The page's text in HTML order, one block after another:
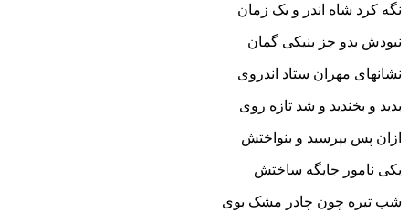
نگه کرد شاه اندر و یک زمان
نبودش بدو جز بنیکى گمان‏
نشانهاى مهران ستاد اندروى
بدید و بخندید و شد تازه روى‏
ازان پس بپرسید و بنواختش
یکى نامور جایگه ساختش‏
شب تیره چون چادر مشک بوى